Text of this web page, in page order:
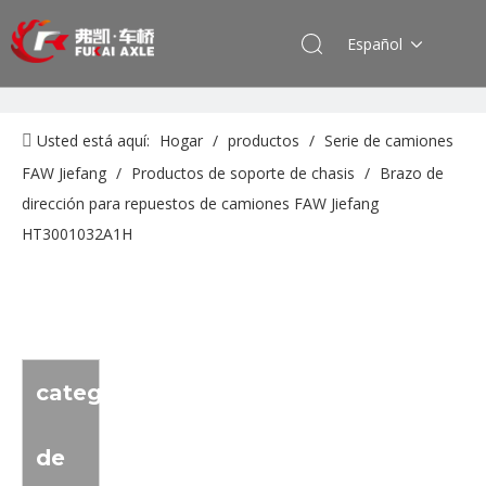
Español
Usted está aquí: Hogar / productos / Serie de camiones
FAW Jiefang / Productos de soporte de chasis / Brazo de
dirección para repuestos de camiones FAW Jiefang
HT3001032A1H
categoria
de